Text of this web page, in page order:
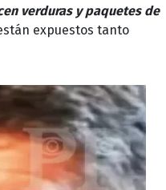
verduras y paquetes de
expuestos tanto